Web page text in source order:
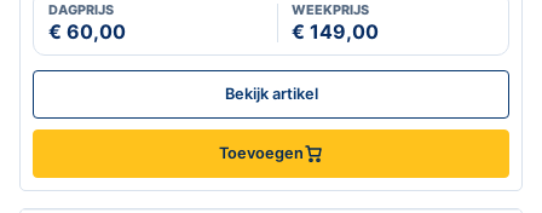
DAGPRIJS
€ 60,00
WEEKPRIJS
€ 149,00
Bekijk artikel
Toevoegen